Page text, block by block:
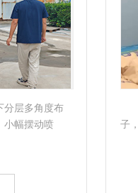
分层多角度布
小幅摆动喷
子